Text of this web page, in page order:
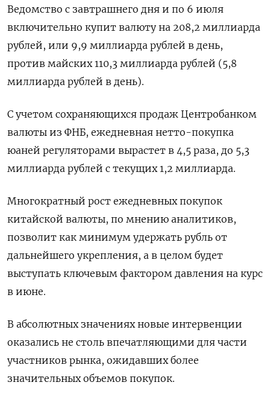
Ведомство с завтрашнего дня и по 6 июля
включительно купит валюту на 208,2 миллиарда
рублей, или 9,9 миллиарда ​рублей в день,
против майских 110,3 ​миллиарда рублей (5,8
миллиарда рублей в день).
С ‌учетом сохраняющихся продаж Центробанком
валюты из ФНБ, ежедневная нетто-покупка
юаней регуляторами вырастет в 4,5 раза, до 5,3
миллиарда рублей ​с текущих 1,2 миллиарда.
Многократный рост ежедневных покупок
китайской валюты, по мнению аналитиков,
позволит как минимум удержать рубль от
дальнейшего укрепления, а в целом будет
выступать ключевым фактором давления на курс
в июне.
В абсолютных значениях новые интервенции
оказались не столь впечатляющими для части
участников рынка, ожидавших более
значительных объемов покупок.